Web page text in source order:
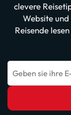
clevere
Website
Reisende
Geben sie ihre